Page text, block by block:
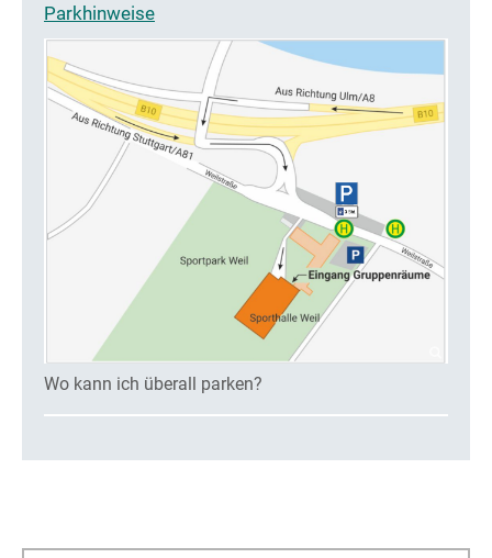
Parkhinweise
Wo kann ich überall parken?